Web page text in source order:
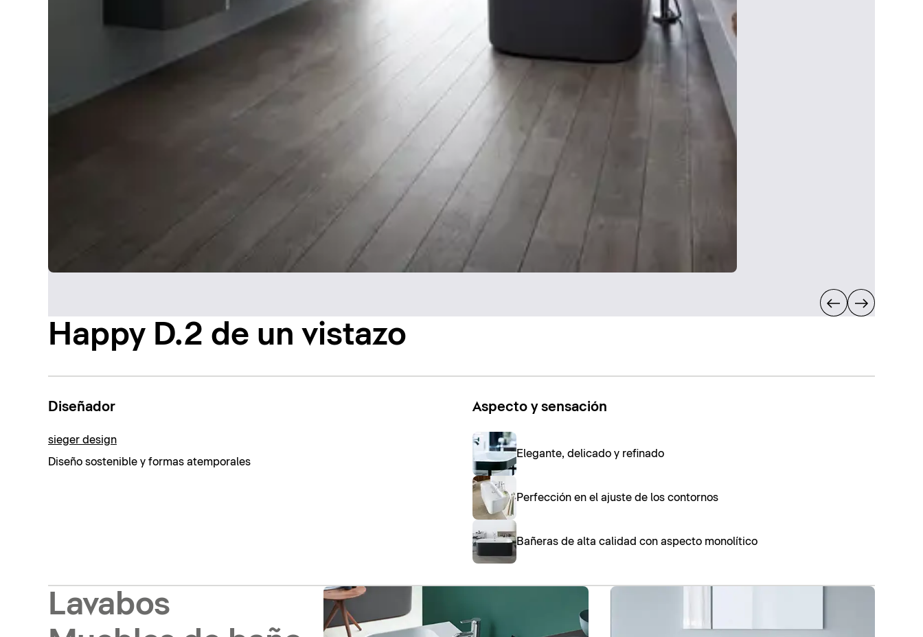
Happy D.2 de un vistazo
Diseñador
sieger design
Diseño sostenible y formas atemporales
Aspecto y sensación
Elegante, delicado y refinado
Perfección en el ajuste de los contornos
Bañeras de alta calidad con aspecto monolítico
Lavabos